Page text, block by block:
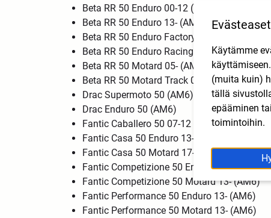
Beta RR 50 Enduro 00-12 (AM6
Beta RR 50 Enduro 13- (AM6 )
Beta RR 50 Enduro Factory 12- (AM6)
Beta RR 50 Enduro Racing 05- (AM6)
Beta RR 50 Motard 05- (AM6)
Beta RR 50 Motard Track 08- (AM6)
Drac Supermoto 50 (AM6)
Drac Enduro 50 (AM6)
Fantic Caballero 50 07-12 (AM6)
Fantic Casa 50 Enduro 13- (AM6)
Fantic Casa 50 Motard 17- (AM6)
Fantic Competizione 50 Enduro 13- (AM6)
Fantic Competizione 50 Motard 13- (AM6)
Fantic Performance 50 Enduro 13- (AM6)
Fantic Performance 50 Motard 13- (AM6)
Käytämme
(muita kuin)
tällä
epääminen
toimintoihin.